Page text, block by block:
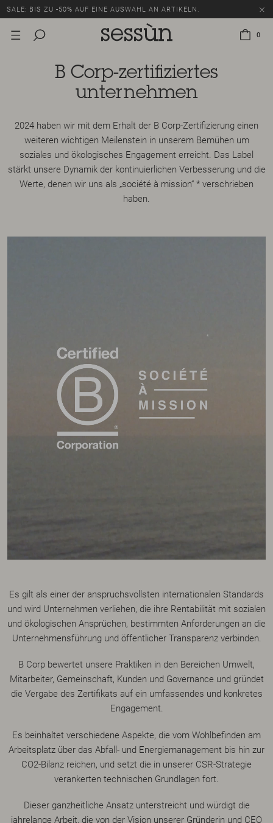
SALE: BIS ZU -50% AUF EINE AUSWAHL AN ARTIKELN.
0
B Corp-zertifiziertes
unternehmen
2024 haben wir mit dem Erhalt der B Corp-Zertifizierung einen
weiteren wichtigen Meilenstein in unserem Bemühen um
soziales und ökologisches Engagement erreicht. Das Label
stärkt unsere Dynamik der kontinuierlichen Verbesserung und die
Werte, denen wir uns als „société à mission“ * verschrieben
haben.
Es gilt als einer der anspruchsvollsten internationalen Standards
und wird Unternehmen verliehen, die ihre Rentabilität mit sozialen
und ökologischen Ansprüchen, bestimmten Anforderungen an die
Unternehmensführung und öffentlicher Transparenz verbinden.
B Corp bewertet unsere Praktiken in den Bereichen Umwelt,
Mitarbeiter, Gemeinschaft, Kunden und Governance und gründet
die Vergabe des Zertifikats auf ein umfassendes und konkretes
Engagement.
Es beinhaltet verschiedene Aspekte, die vom Wohlbefinden am
Arbeitsplatz über das Abfall- und Energiemanagement bis hin zur
CO2-Bilanz reichen, und setzt die in unserer CSR-Strategie
verankerten technischen Grundlagen fort.
Dieser ganzheitliche Ansatz unterstreicht und würdigt die
jahrelange Arbeit, die von der Vision unserer Gründerin und CEO